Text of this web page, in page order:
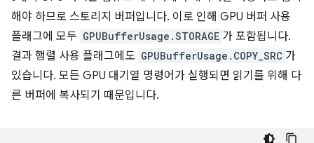
해야 하므로 스토리지 버퍼입니다. 이로 인해 GPU 버퍼 사용
플래그에 모두 GPUBufferUsage.STORAGE 가 포함됩니다.
결과 행렬 사용 플래그에도 GPUBufferUsage.COPY_SRC 가
있습니다. 모든 GPU 대기열 명령어가 실행되면 읽기를 위해 다
른 버퍼에 복사되기 때문입니다.